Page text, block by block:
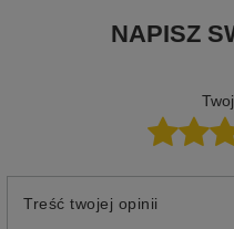
NAPISZ
Treść twojej opinii